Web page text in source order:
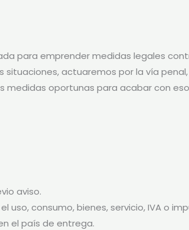
para emprender medidas legales
situaciones, actuaremos por la ví­a
oportunas para acabar con
aviso.
uso, consumo, bienes, servicio, IVA o
el país de entrega.